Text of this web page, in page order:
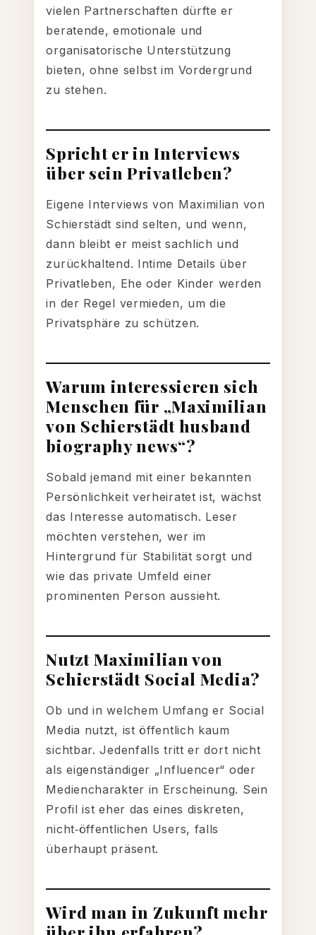
vielen Partnerschaften dürfte er
beratende, emotionale und
organisatorische Unterstützung
bieten, ohne selbst im Vordergrund
zu stehen.
Spricht er in Interviews
über sein Privatleben?
Eigene Interviews von Maximilian von
Schierstädt sind selten, und wenn,
dann bleibt er meist sachlich und
zurückhaltend. Intime Details über
Privatleben, Ehe oder Kinder werden
in der Regel vermieden, um die
Privatsphäre zu schützen.
Warum interessieren sich
Menschen für „Maximilian
von Schierstädt husband
biography news“?
Sobald jemand mit einer bekannten
Persönlichkeit verheiratet ist, wächst
das Interesse automatisch. Leser
möchten verstehen, wer im
Hintergrund für Stabilität sorgt und
wie das private Umfeld einer
prominenten Person aussieht.
Nutzt Maximilian von
Schierstädt Social Media?
Ob und in welchem Umfang er Social
Media nutzt, ist öffentlich kaum
sichtbar. Jedenfalls tritt er dort nicht
als eigenständiger „Influencer“ oder
Mediencharakter in Erscheinung. Sein
Profil ist eher das eines diskreten,
nicht‑öffentlichen Users, falls
überhaupt präsent.
Wird man in Zukunft mehr